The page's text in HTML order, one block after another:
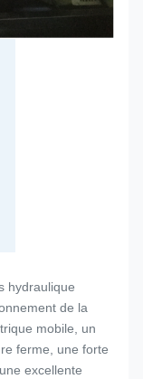
hydraulique
de la
mobile, un
ferme, une forte
excellente